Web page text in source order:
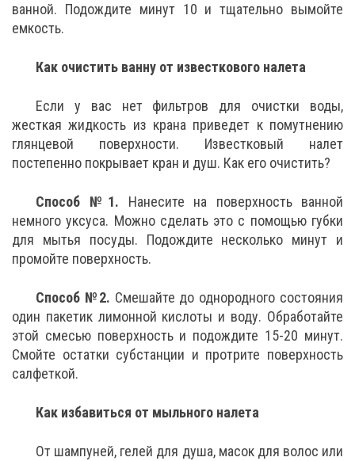
ванной. Подождите минут 10 и тщательно вымойте
емкость.
Как очистить ванну от известкового налета
Если у вас нет фильтров для очистки воды,
жесткая жидкость из крана приведет к помутнению
глянцевой поверхности. Известковый налет
постепенно покрывает кран и душ. Как его очистить?
Способ №1. Нанесите на поверхность ванной
немного уксуса. Можно сделать это с помощью губки
для мытья посуды. Подождите несколько минут и
промойте поверхность.
Способ №2. Смешайте до однородного состояния
один пакетик лимонной кислоты и воду. Обработайте
этой смесью поверхность и подождите 15-20 минут.
Смойте остатки субстанции и протрите поверхность
салфеткой.
Как избавиться от мыльного налета
От шампуней, гелей для душа, масок для волос или